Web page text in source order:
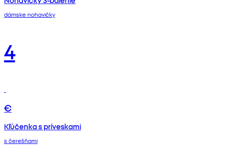
dámske nohavičky
4
€
Kľúčenka s príveskami
s čerešňami